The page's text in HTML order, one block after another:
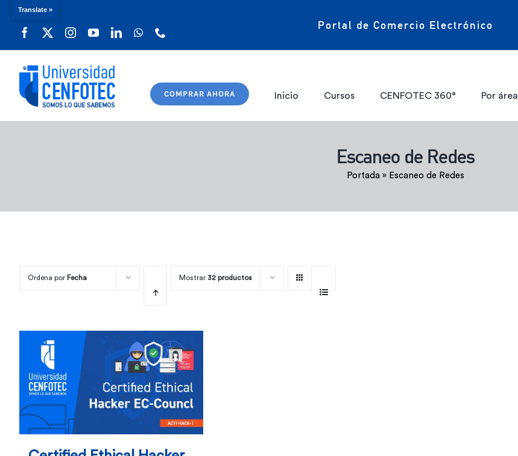
Portal de Comercio Electrónico
COMPRAR AHORA Inicio Cursos CENFOTEC 360° Por área
Escaneo de Redes
Portada» Escaneo de Redes
Ordena por Fecha Mostrar 32 productos
Translate »